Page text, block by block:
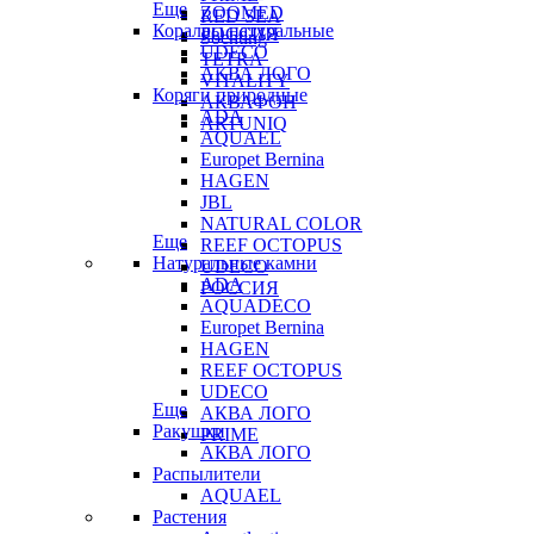
RED SEA
Sochting
TETRA
VITALITY
АКВАФОН
ARTUNIQ
ZOOMED
РОССИЯ
Еще
Кораллы натуральные
UDECO
АКВА ЛОГО
Коряги природные
ADA
AQUAEL
Europet Bernina
HAGEN
JBL
NATURAL COLOR
REEF OCTOPUS
UDECO
РОССИЯ
Еще
Натуральные камни
ADA
AQUADECO
Europet Bernina
HAGEN
REEF OCTOPUS
UDECO
АКВА ЛОГО
PRIME
Еще
Ракушки
АКВА ЛОГО
Распылители
AQUAEL
Растения